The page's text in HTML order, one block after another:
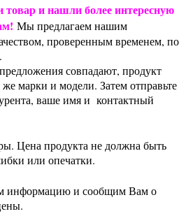
товар и нашли более интересную
Мы предлагаем нашим
проверенным временем, по
совпадают, продукт
марки и модели. Затем отправьте
ваше имя и контактный
Цена продукта не должна быть
или опечатки.
информацию и сообщим Вам о